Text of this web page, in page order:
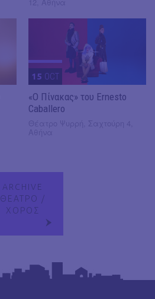
15 OCT
«Ο Πίνακας» του Ernesto
Caballero
ARCHIVE
ΘΕΑΤΡΟ /
ΧΟΡΟΣ